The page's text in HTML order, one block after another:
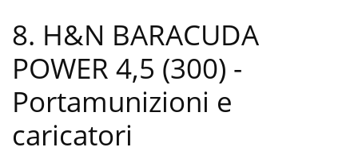
8. H&N BARACUDA
POWER 4,5 (300) -
Portamunizioni e
caricatori